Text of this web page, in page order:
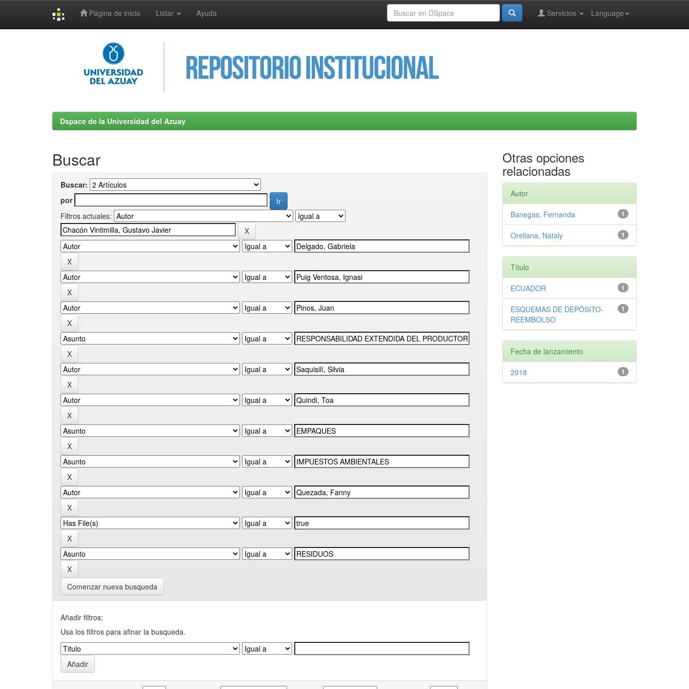
Página de inicio Listar Ayuda Language
Servicios
Dspace de la Universidad del Azuay
Buscar
Buscar:
por
Filtros actuales:
Comenzar nueva busqueda
Añadir filtros:
Usa los filtros para afinar la busqueda.
Otras opciones
relacionadas
Autor
1
Banegas, Fernanda
1
Orellana, Nataly
Título
1
ECUADOR
1
ESQUEMAS DE DEPÓSITO-
REEMBOLSO
Fecha de lanzamiento
1
2018